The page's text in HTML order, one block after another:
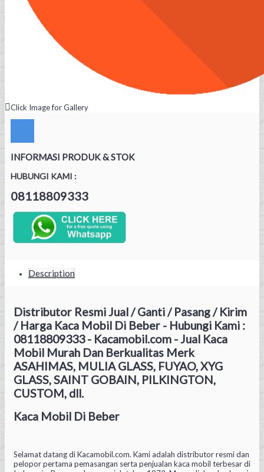
Click Image for Gallery
INFORMASI PRODUK & STOK
HUBUNGI KAMI :
08118809333
Description
Distributor Resmi Jual / Ganti / Pasang / Kirim
/ Harga Kaca Mobil Di Beber - Hubungi Kami :
08118809333 - Kacamobil.com - Jual Kaca
Mobil Murah Dan Berkualitas Merk
ASAHIMAS, MULIA GLASS, FUYAO, XYG
GLASS, SAINT GOBAIN, PILKINGTON,
CUSTOM, dll.
Kaca Mobil Di Beber
Selamat datang di Kacamobil.com. Kami adalah distributor resmi dan
pelopor pertama pemasangan serta penjualan kaca mobil terbesar di